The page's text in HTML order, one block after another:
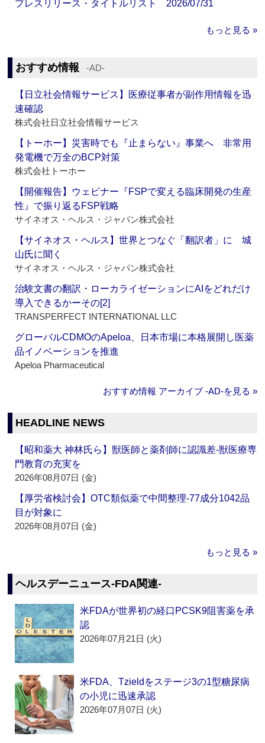
プレスリリース・タイトルリスト 2026/07/31
もっと見る »
おすすめ情報 ‐AD‐
【日立社会情報サービス】医療従事者が副作用情報を迅
速確認
株式会社日立社会情報サービス
【トーホー】災害時でも『止まらない』事業へ 非常用
発電機で万全のBCP対策
株式会社トーホー
【開催報告】ウェビナー『FSPで変える臨床開発の生産
性』で振り返るFSP戦略
サイネオス・ヘルス・ジャパン株式会社
【サイネオス・ヘルス】世界とつなぐ「翻訳者」に 城
山氏に聞く
サイネオス・ヘルス・ジャパン株式会社
治験文書の翻訳・ローカライゼーションにAIをどれだけ
導入できるかーその[2]
TRANSPERFECT INTERNATIONAL LLC
グローバルCDMOのApeloa、日本市場に本格展開し医薬
品イノベーションを推進
Apeloa Pharmaceutical
おすすめ情報 アーカイブ ‐AD‐を見る »
HEADLINE NEWS
【昭和薬大 神林氏ら】獣医師と薬剤師に認識差‐獣医療専
門教育の充実を
2026年08月07日 (金)
【厚労省検討会】OTC類似薬で中間整理‐77成分1042品
目が対象に
2026年08月07日 (金)
もっと見る »
ヘルスデーニュース‐FDA関連‐
米FDAが世界初の経口PCSK9阻害薬を承
認
2026年07月21日 (火)
米FDA、Tzieldをステージ3の1型糖尿病
の小児に迅速承認
2026年07月07日 (火)